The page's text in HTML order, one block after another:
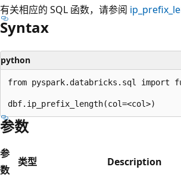
有关相应的 SQL 函数，请参阅
Syntax
python
from pyspark.databricks.sql import
参数
参
数
类型 Description